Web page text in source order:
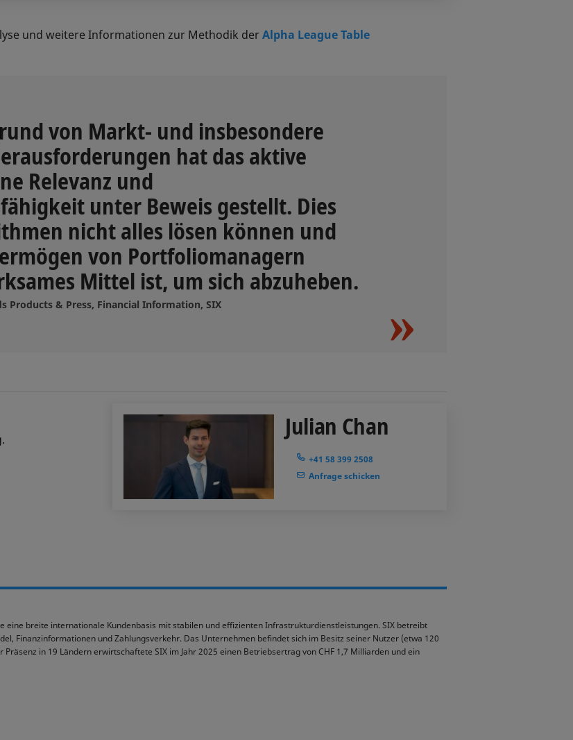
und weitere Informationen zur Methodik derAlpha League Table
von Markt- und insbesondere
hat das aktive
Relevanz und
unter Beweis gestellt. Dies
nicht alles lösen können und
von Portfoliomanagern
Mittel ist, um sich abzuheben.
Products & Press, Financial Information, SIX
Julian Chan
+41 58 399 2508
Anfrage schicken
eine breite internationale Kundenbasis mit stabilen und effizienten Infrastrukturdienstleistungen. SIX betreibt
Finanzinformationen und Zahlungsverkehr. Das Unternehmen befindet sich im Besitz seiner Nutzer (etwa 120
in 19 Ländern erwirtschaftete SIX im Jahr 2025 einen Betriebsertrag von CHF 1,7 Milliarden und ein